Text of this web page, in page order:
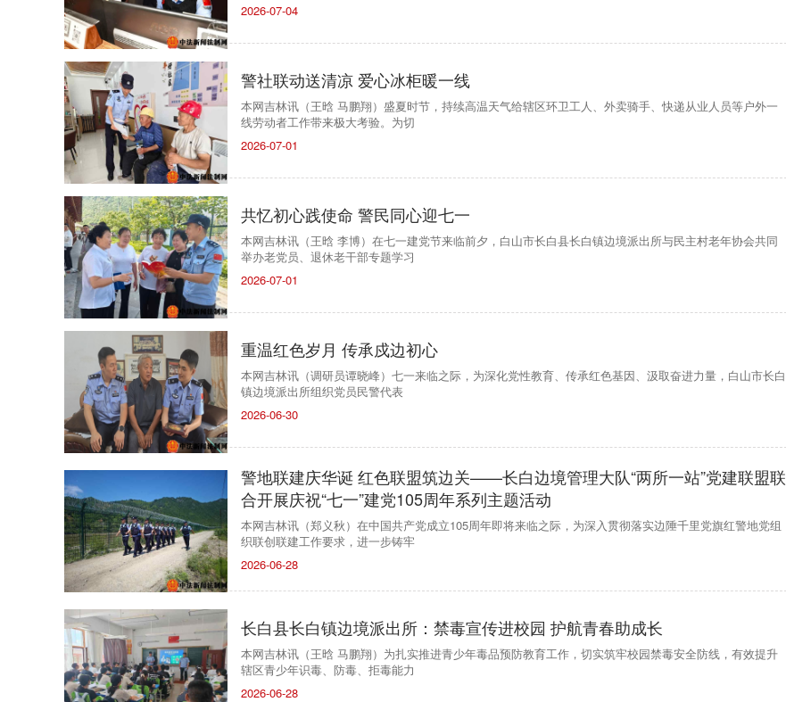
2026-07-04
警社联动送清凉 爱心冰柜暖一线
本网吉林讯（王晗 马鹏翔）盛夏时节，持续高温天气给辖区环卫工人、外卖骑手、快递从业人员等户外一
线劳动者工作带来极大考验。为切
2026-07-01
共忆初心践使命 警民同心迎七一
本网吉林讯（王晗 李博）在七一建党节来临前夕，白山市长白县长白镇边境派出所与民主村老年协会共同
举办老党员、退休老干部专题学习
2026-07-01
重温红色岁月 传承戍边初心
本网吉林讯（调研员谭晓峰）七一来临之际，为深化党性教育、传承红色基因、汲取奋进力量，白山市长白
镇边境派出所组织党员民警代表
2026-06-30
警地联建庆华诞 红色联盟筑边关——长白边境管理大队“两所一站”党建联盟联
合开展庆祝“七一”建党105周年系列主题活动
本网吉林讯（郑义秋）在中国共产党成立105周年即将来临之际，为深入贯彻落实边陲千里党旗红警地党组
织联创联建工作要求，进一步铸牢
2026-06-28
长白县长白镇边境派出所：禁毒宣传进校园 护航青春助成长
本网吉林讯（王晗 马鹏翔）为扎实推进青少年毒品预防教育工作，切实筑牢校园禁毒安全防线，有效提升
辖区青少年识毒、防毒、拒毒能力
2026-06-28